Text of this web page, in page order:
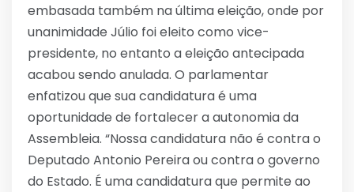
embasada também na última eleição, onde por
unanimidade Júlio foi eleito como vice-
presidente, no entanto a eleição antecipada
acabou sendo anulada. O parlamentar
enfatizou que sua candidatura é uma
oportunidade de fortalecer a autonomia da
Assembleia. “Nossa candidatura não é contra o
Deputado Antonio Pereira ou contra o governo
do Estado. É uma candidatura que permite ao